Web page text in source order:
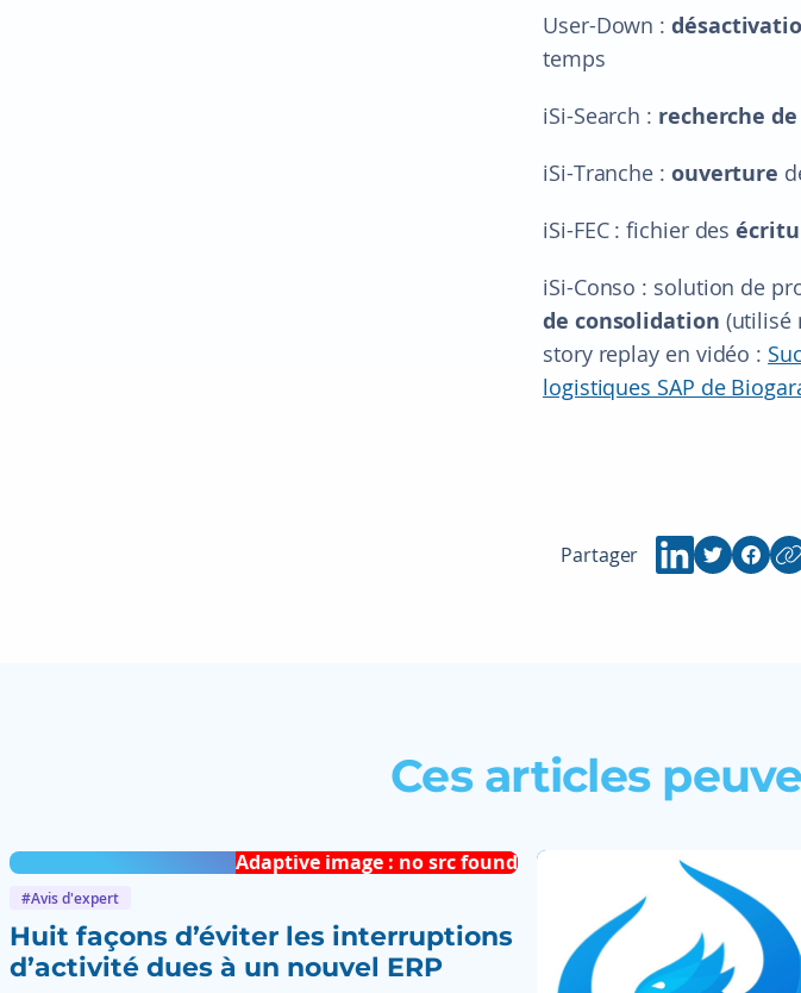
User-Down :
temps
iSi-Search : recherche
iSi-Tranche : ouverture
iSi-FEC : fichier des
iSi-Conso : solution de
de consolidation (utilisé
story replay en vidéo :
logistiques SAP de
Partager
Ces articles
Adaptive image : no src found
#Avis d'expert
Huit façons d’éviter les interruptions
d’activité dues à un nouvel ERP